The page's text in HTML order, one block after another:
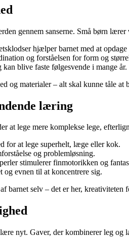
gennem sanserne. Små børn
hjælper barnet med at
og forståelsen for form og
kan blive faste følgesvende i mange år.
og materialer – alt skal kunne tåle
læring
at lege mere komplekse lege,
for at lege superhelt, læge eller kok.
og problemløsning.
stimulerer finmotorikken og
og evnen til at koncentrere sig.
barnet selv – det er her, kreativiteten
nyt. Gaver, der kombinerer leg og